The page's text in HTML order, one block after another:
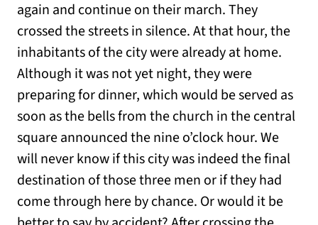
again and continue on their march. They
crossed the streets in silence. At that hour, the
inhabitants of the city were already at home.
Although it was not yet night, they were
preparing for dinner, which would be served as
soon as the bells from the church in the central
square announced the nine o’clock hour. We
will never know if this city was indeed the final
destination of those three men or if they had
come through here by chance. Or would it be